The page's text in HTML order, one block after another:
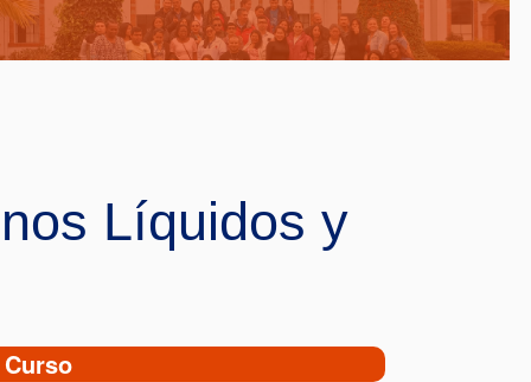
Líquidos y